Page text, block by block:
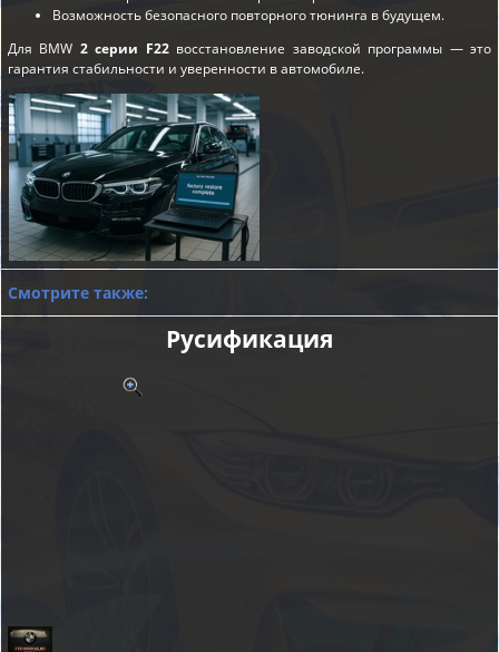
Возможность безопасного повторного тюнинга в будущем.
Для BMW 2 серии F22восстановление заводской программы — это
гарантия стабильности и уверенности в автомобиле.
Смотрите также:
Русификация